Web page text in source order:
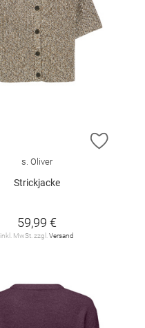
ZUR
s. Oliver
Strickjacke
59,99 €
inkl. MwSt. zzgl.Versand